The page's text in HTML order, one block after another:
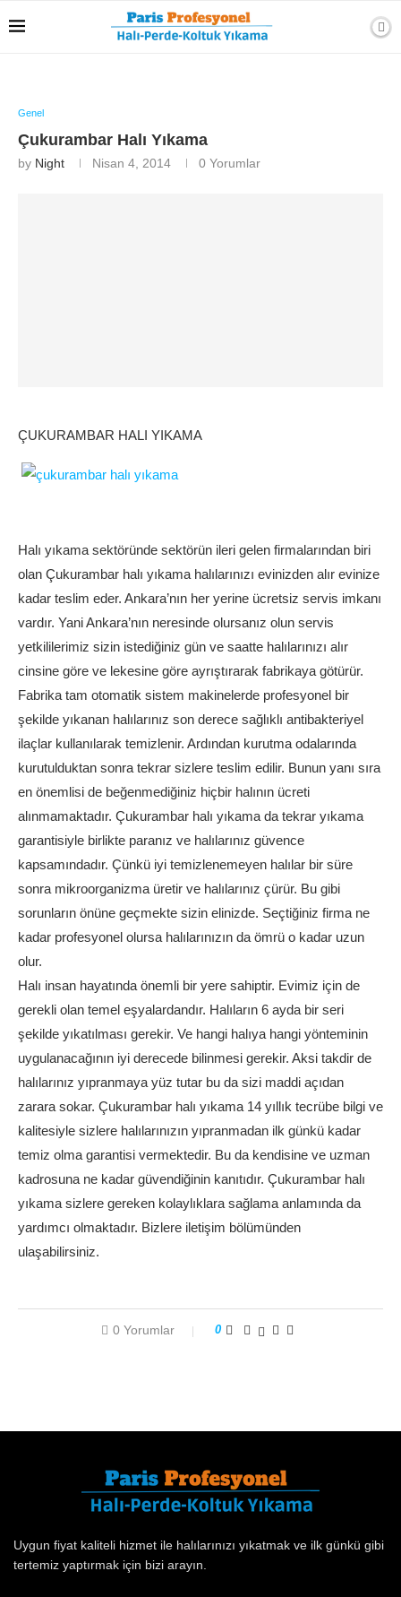
Genel
Çukurambar Halı Yıkama
by Night Nisan 4, 2014 0 Yorumlar
ÇUKURAMBAR HALI YIKAMA
Halı yıkama sektöründe sektörün ileri gelen firmalarından biri
olan Çukurambar halı yıkama halılarınızı evinizden alır evinize
kadar teslim eder. Ankara’nın her yerine ücretsiz servis imkanı
vardır. Yani Ankara’nın neresinde olursanız olun servis
yetkililerimiz sizin istediğiniz gün ve saatte halılarınızı alır
cinsine göre ve lekesine göre ayrıştırarak fabrikaya götürür.
Fabrika tam otomatik sistem makinelerde profesyonel bir
şekilde yıkanan halılarınız son derece sağlıklı antibakteriyel
ilaçlar kullanılarak temizlenir. Ardından kurutma odalarında
kurutulduktan sonra tekrar sizlere teslim edilir. Bunun yanı sıra
en önemlisi de beğenmediğiniz hiçbir halının ücreti
alınmamaktadır. Çukurambar halı yıkama da tekrar yıkama
garantisiyle birlikte paranız ve halılarınız güvence
kapsamındadır. Çünkü iyi temizlenemeyen halılar bir süre
sonra mikroorganizma üretir ve halılarınız çürür. Bu gibi
sorunların önüne geçmekte sizin elinizde. Seçtiğiniz firma ne
kadar profesyonel olursa halılarınızın da ömrü o kadar uzun
olur.
Halı insan hayatında önemli bir yere sahiptir. Evimiz için de
gerekli olan temel eşyalardandır. Halıların 6 ayda bir seri
şekilde yıkatılması gerekir. Ve hangi halıya hangi yönteminin
uygulanacağının iyi derecede bilinmesi gerekir. Aksi takdir de
halılarınız yıpranmaya yüz tutar bu da sizi maddi açıdan
zarara sokar. Çukurambar halı yıkama 14 yıllık tecrübe bilgi ve
kalitesiyle sizlere halılarınızın yıpranmadan ilk günkü kadar
temiz olma garantisi vermektedir. Bu da kendisine ve uzman
kadrosuna ne kadar güvendiğinin kanıtıdır. Çukurambar halı
yıkama sizlere gereken kolaylıklara sağlama anlamında da
yardımcı olmaktadır. Bizlere iletişim bölümünden
ulaşabilirsiniz.
0 Yorumlar 0
Uygun fiyat kaliteli hizmet ile halılarınızı yıkatmak ve ilk günkü gibi
tertemiz yaptırmak için bizi arayın.